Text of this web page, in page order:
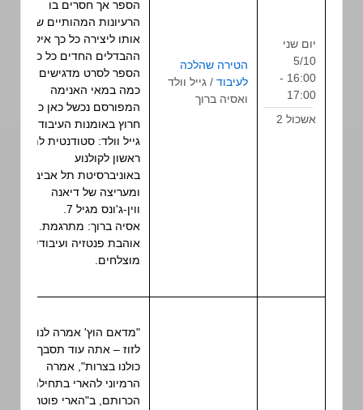
הטירה שהלכה
לעיבוד
/ גייל וולד
ואסיה ברוך
הספר אך חסרים בו
הרעיונות המהותיים שהפכו
אותו ליצירה כל כך איקונית.
ההבדלים החדים כל כך בין
הספר לסרט מדגישים עד
כמה במאי האנימה
המפורסם נכשל כאן כישלון
חרוץ באומנות העיבוד.
גייל וולד: סטודנטית לתואר
ראשון לקולנוע
באוניברסיטת תל אביב
ומעריצה של דיאנה
ווין-ג'ונס מגיל 7.
אסיה ברוך: מתרגמת.
אוהבת פנטזיה ועיבודים
מוצלחים.
"מדאם הוץ' אמרה לנו לא
לזוז – אתה עוד תסבך את
כולנו בצרות", אמרה
הרמיוני להארי בתחילת
הכרותם, ב"הארי פוטר ואבן